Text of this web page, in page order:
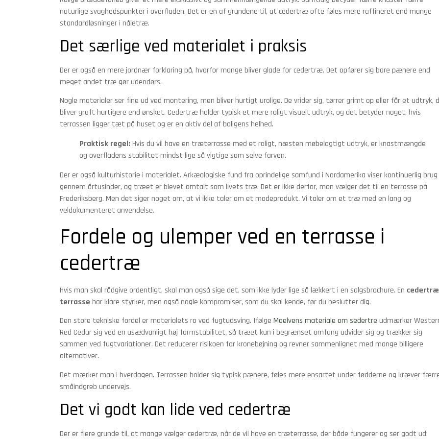
naturlige svaghedspunkter i overfladen. Det er en af grundene til, at cedertræ ofte føles mere raffineret end mange
standardløsninger i nåletræ.
Det særlige ved materialet i praksis
Der er også en mere jordnær forklaring på, hvorfor mange bliver glade for cedertræ. Det opfører sig bare pænere end
meget andet træ gør udendørs.
Nogle materialer ser fine ud ved montering, men bliver hurtigt urolige. De vrider sig, tørrer grimt op eller får et udtryk,
bliver groft hurtigere end ønsket. Cedertræ holder typisk et mere roligt visuelt udtryk, og det betyder noget, hvis
terrassen ligger tæt på huset og er en aktiv del af boligens helhed.
Praktisk regel: Hvis du vil have en træterrasse med et roligt, næsten møbelagtigt udtryk, er knastmængde
og overfladens stabilitet mindst lige så vigtige som selve farven.
Der er også kulturhistorie i materialet. Arkæologiske fund fra oprindelige samfund i Nordamerika viser kontinuerlig brug
gennem årtusinder, og træet er blevet omtalt som livets træ. Det er ikke derfor, man vælger det til en terrasse på
Frederiksberg. Men det siger noget om, at vi ikke taler om et modeprodukt. Vi taler om et træ med en lang og
veldokumenteret anvendelse.
Fordele og ulemper ved en terrasse i
cedertræ
Hvis man skal rådgive ordentligt, skal man også sige det, som ikke lyder lige så lækkert i en salgsbrochure. En cedertræ
terrasse har klare styrker, men også nogle kompromiser, som du skal kende, før du beslutter dig.
Den store tekniske fordel er materialets ro ved fugtudsving. Ifølge Moelvens materiale om sedertre udmærker
Red Cedar sig ved en usædvanligt høj formstabilitet, så træet kun i begrænset omfang udvider sig og trækker sig
sammen ved fugtvariationer. Det reducerer risikoen for kronebøjning og revner sammenlignet med mange billigere
alternativer.
Det mærker man i hverdagen. Terrassen holder sig typisk pænere, føles mere ensartet under fødderne og kræver
småindgreb undervejs.
Det vi godt kan lide ved cedertræ
Der er flere grunde til, at mange vælger cedertræ, når de vil have en træterrasse, der både fungerer og ser godt ud: